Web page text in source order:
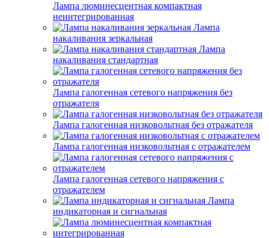
Лампа люминесцентная компактная
неинтегрированная
Лампа
накаливания зеркальная
Лампа
накаливания стандартная
Лампа галогенная сетевого напряжения без
отражателя
Лампа галогенная низковольтная без отражателя
Лампа галогенная низковольтная с отражателем
Лампа галогенная сетевого напряжения с
отражателем
Лампа
индикаторная и сигнальная